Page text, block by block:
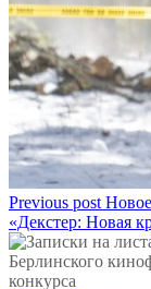
Previous post
«Декстер: Новая